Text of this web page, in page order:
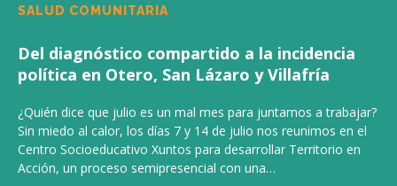
SALUD COMUNITARIA
Del diagnóstico compartido a la incidencia
política en Otero, San Lázaro y Villafría
¿Quién dice que julio es un mal mes para juntarnos a trabajar?
Sin miedo al calor, los días 7 y 14 de julio nos reunimos en el
Centro Socioeducativo Xuntos para desarrollar Territorio en
Acción, un proceso semipresencial con una…